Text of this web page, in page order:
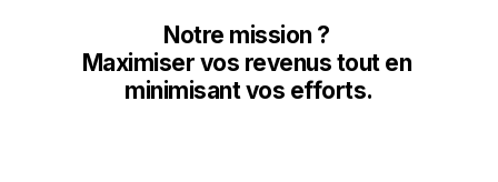
Notre mission ?
Maximiser vos revenus tout en
minimisant vos efforts.